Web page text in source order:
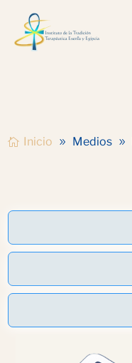
Inicio Medios